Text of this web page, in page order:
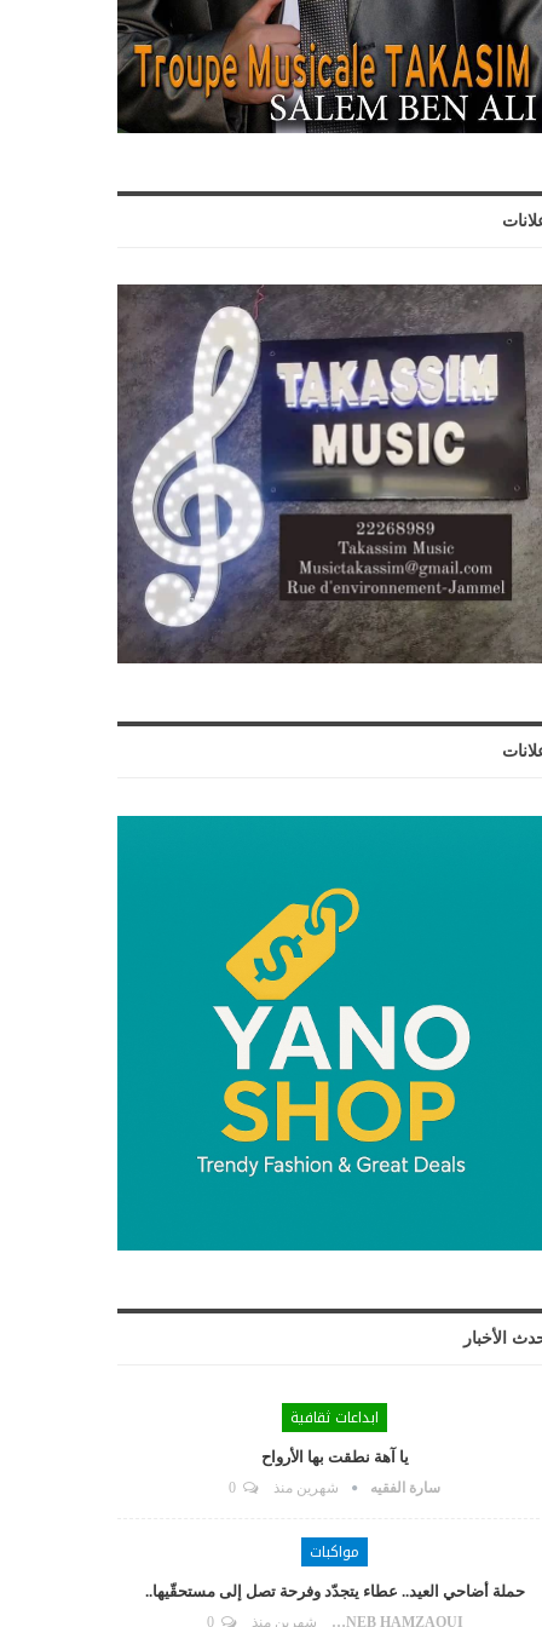
الأخبار
ابداعات ثقافية
يا آهة نطقت بها الأرواح
سارة الفقيه شهرين منذ
مواكبات
حملة أضاحي العيد.. عطاء يتجدّد وفرحة تصل إلى مستحقّيها..
ZAYNEB HAMZAOUI شهرين منذ 0